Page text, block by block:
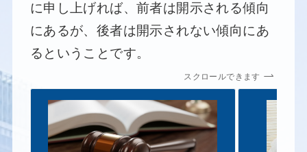
に申し上げれば、前者は開示される傾向
にあるが、後者は開示されない傾向にあ
るということです。
スクロールできます